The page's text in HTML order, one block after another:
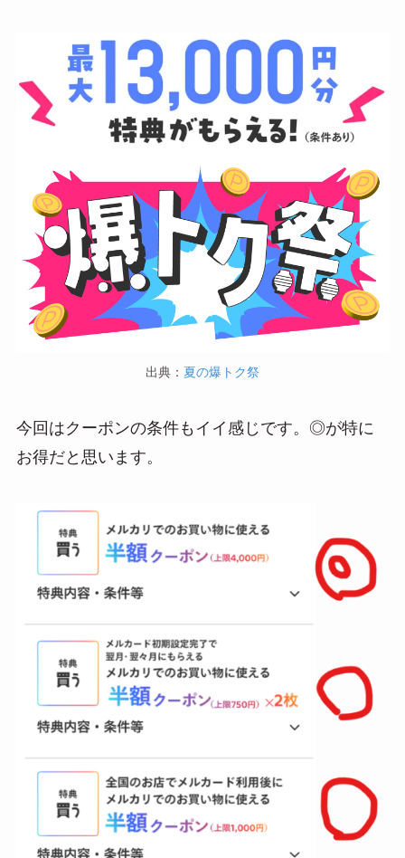
出典： 夏の爆トク祭
今回はクーポンの条件もイイ感じです。◎が特に
お得だと思います。